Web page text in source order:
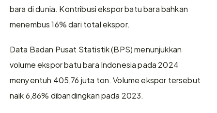
bara di dunia. Kontribusi ekspor batu bara bahkan
menembus 16% dari total ekspor.
Data Badan Pusat Statistik (BPS) menunjukkan
volume ekspor batu bara Indonesia pada 2024
menyentuh 405,76 juta ton. Volume ekspor tersebut
naik 6,86% dibandingkan pada 2023.